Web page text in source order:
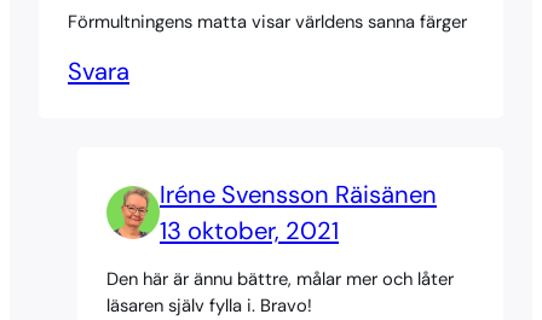
Förmultningens matta visar världens sanna färger
Svara
Iréne Svensson Räisänen
13 oktober, 2021
Den här är ännu bättre, målar mer och låter
läsaren själv fylla i. Bravo!